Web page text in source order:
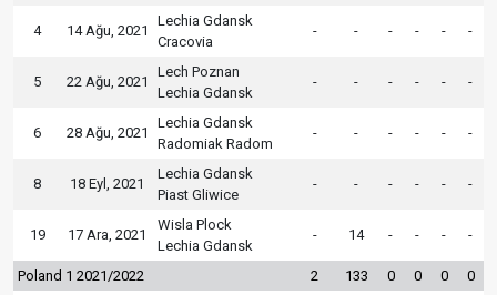
4 14 Ağu, 2021
Lechia Gdansk
Cracovia
- - - - - -
5 22 Ağu, 2021
Lech Poznan
Lechia Gdansk
- - - - - -
6 28 Ağu, 2021
Lechia Gdansk
Radomiak Radom
- - - - - -
8 18 Eyl, 2021
Lechia Gdansk
Piast Gliwice
- - - - - -
19 17 Ara, 2021
Wisla Plock
Lechia Gdansk
- 14 - - - -
Poland 1 2021/2022 2 133 0 0 0 0